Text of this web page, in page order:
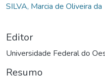
SILVA, Marcia de Oliveira da
Editor
Universidade Federal do
Resumo